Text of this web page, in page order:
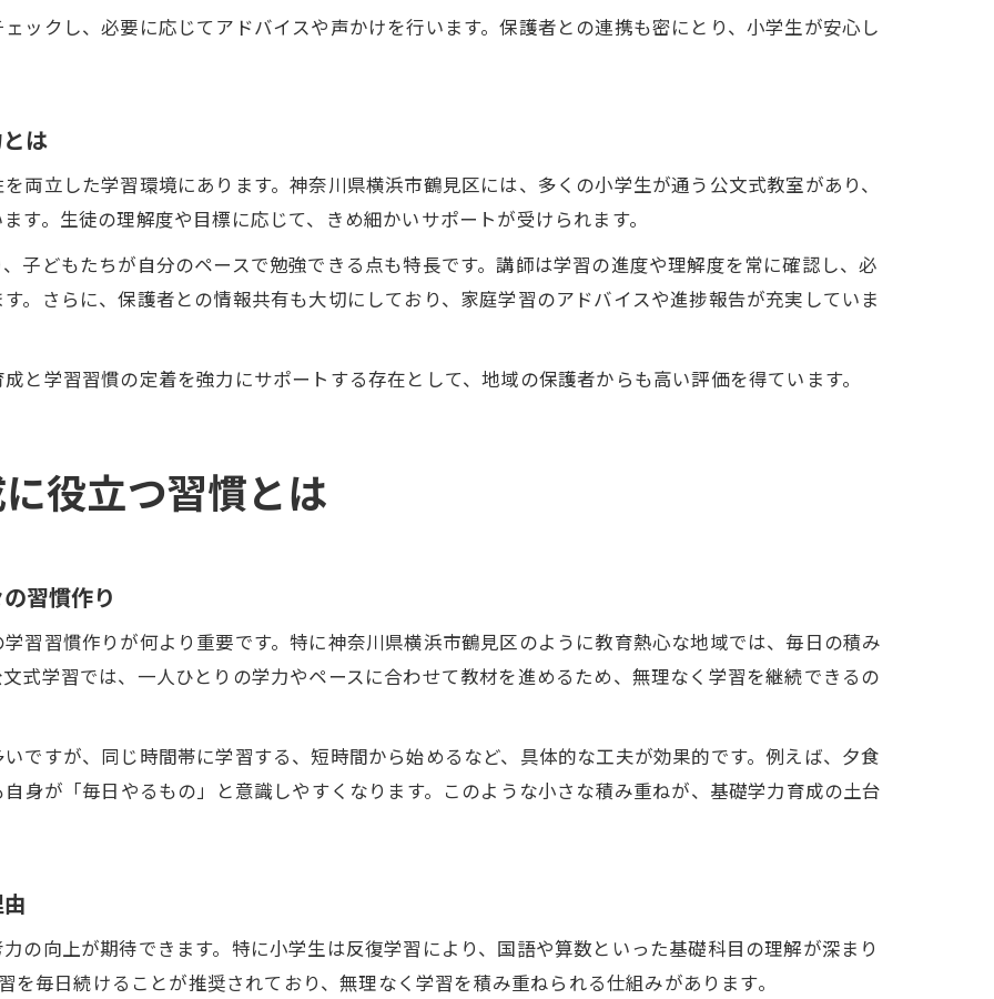
ックし、必要に応じてアドバイスや声かけを行います。保護者との連携も密にとり、小学生が安心し
は
両立した学習環境にあります。神奈川県横浜市鶴見区には、多くの小学生が通う公文式教室があり、
す。生徒の理解度や目標に応じて、きめ細かいサポートが受けられます。
子どもたちが自分のペースで勉強できる点も特長です。講師は学習の進度や理解度を常に確認し、必
。さらに、保護者との情報共有も大切にしており、家庭学習のアドバイスや進捗報告が充実していま
と学習習慣の定着を強力にサポートする存在として、地域の保護者からも高い評価を得ています。
役立つ習慣とは
習慣作り
習習慣作りが何より重要です。特に神奈川県横浜市鶴見区のように教育熱心な地域では、毎日の積み
式学習では、一人ひとりの学力やペースに合わせて教材を進めるため、無理なく学習を継続できるの
ですが、同じ時間帯に学習する、短時間から始めるなど、具体的な工夫が効果的です。例えば、夕食
身が「毎日やるもの」と意識しやすくなります。このような小さな積み重ねが、基礎学力育成の土台
の向上が期待できます。特に小学生は反復学習により、国語や算数といった基礎科目の理解が深まり
を毎日続けることが推奨されており、無理なく学習を積み重ねられる仕組みがあります。